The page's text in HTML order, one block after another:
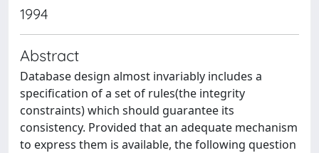
1994
Abstract
Database design almost invariably includes a
specification of a set of rules(the integrity
constraints) which should guarantee its
consistency. Provided that an adequate mechanism
to express them is available, the following question